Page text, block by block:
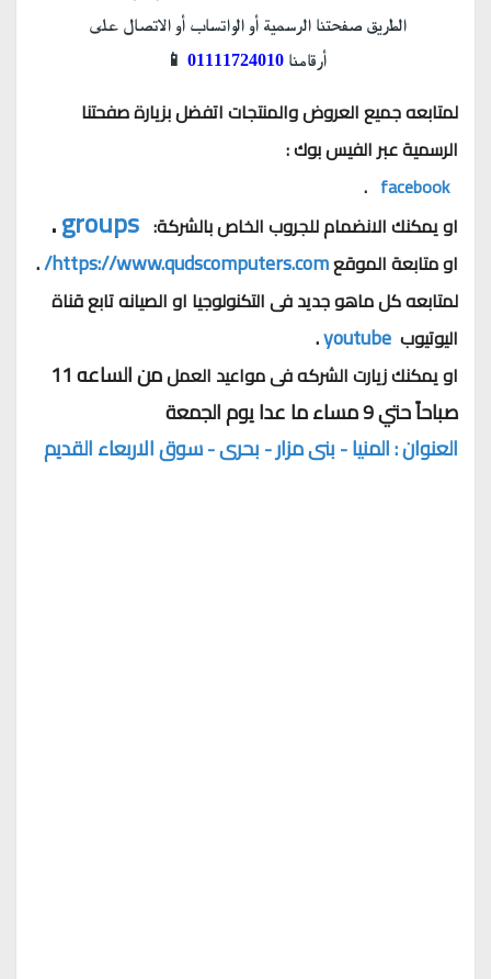
أرقامنا 01111724010
📱
الرسمية عبر الفيس بوك :
facebook
.
او يمكنك الانضمام للجروب الخاص بالشركة: groups
.
او متابعة الموقع https://www.qudscomputers.com/
.
اليوتيوب youtube
.
او يمكنك زيارت الشركه فى مواعيد العمل
صباحاً حتي 9 مساء ما عدا يوم الجمعة
العنوان : المنيا - بنى مزار - بحرى - سوق الاربعاء القديم